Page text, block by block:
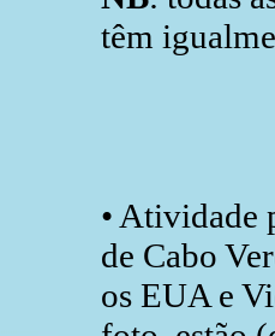
têm
• Atividade
de Cabo
os EUA e